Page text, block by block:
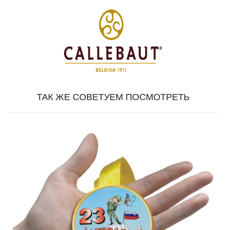
ТАК ЖЕ СОВЕТУЕМ ПОСМОТРЕТЬ